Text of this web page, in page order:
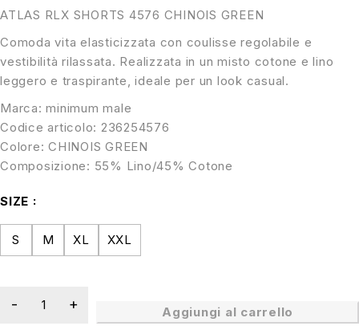
ATLAS RLX SHORTS 4576 CHINOIS GREEN
Comoda vita elasticizzata con coulisse regolabile e
vestibilità rilassata. Realizzata in un misto cotone e lino
leggero e traspirante, ideale per un look casual.
Marca: minimum male
Codice articolo: 236254576
Colore: CHINOIS GREEN
Composizione: 55% Lino/45% Cotone
SIZE
S M XL XXL
Aggiungi al carrello